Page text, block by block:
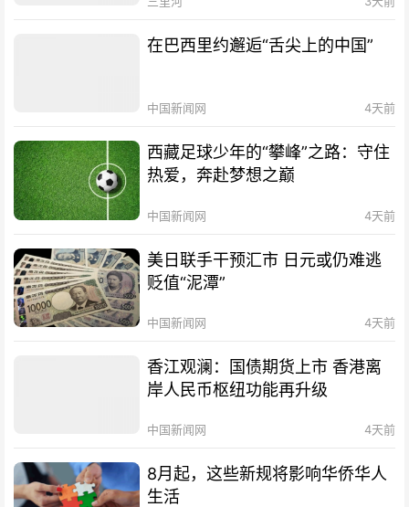
在巴西里约邂逅“舌尖上的中国”
中国新闻网 4天前
西藏足球少年的“攀峰”之路：守住
热爱，奔赴梦想之巅
中国新闻网 4天前
美日联手干预汇市 日元或仍难逃
贬值“泥潭”
中国新闻网 4天前
香江观澜：国债期货上市 香港离
岸人民币枢纽功能再升级
中国新闻网 4天前
8月起，这些新规将影响华侨华人
生活